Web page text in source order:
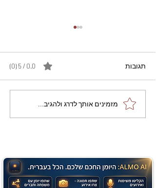
מתכון מנצח עוגת מייפל
שוקולד בחושה וקלה - זיוה
תגובות 0.0 / 5 ‏(0)
מזמינים אותך לדרג ולהגיב...